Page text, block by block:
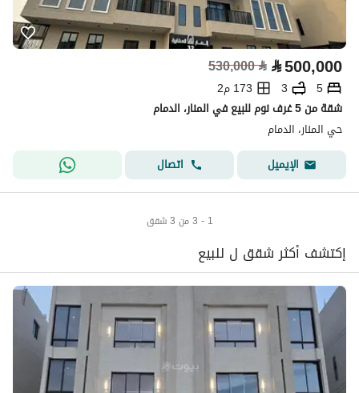
⃁500,000
⃁
530,000
5
3
173 م2
شقة من 5 غرف نوم للبيع في المنار، الدمام
حي المنار، الدمام
الإيميل
اتصال
1 - 3 من 3 شقق
إكتشف أكثر شقق ل للبيع